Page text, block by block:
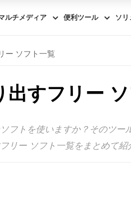
ルチメディア 便利ツール ソ
ー ソフト一覧
すフリー
フトを使いますか？そのツー
リー ソフト一覧をまとめて紹